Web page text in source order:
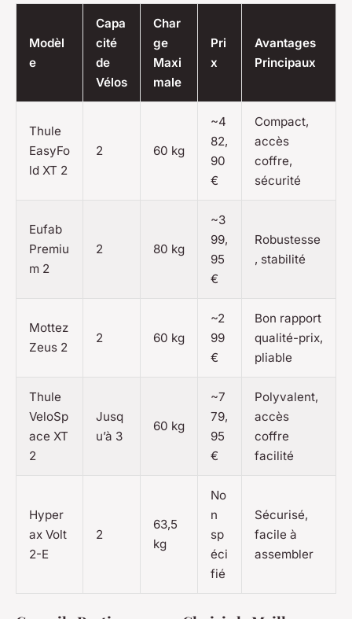
Modèl
e
Capa
cité
de
Vélos
Char
ge
Maxi
male
Pri
x
Avantages
Principaux
Thule
EasyFo
ld XT 2
2 60 kg
~4
82,
90
€
Compact,
accès
coffre,
sécurité
Eufab
Premiu
m 2
2 80 kg
~3
99,
95
€
Robustesse
, stabilité
Mottez
Zeus 2
2 60 kg
~2
99
€
Bon rapport
qualité-prix,
pliable
Thule
VeloSp
ace XT
2
Jusq
u’à 3
60 kg
~7
79,
95
€
Polyvalent,
accès
coffre
facilité
Hyper
ax Volt
2-E
2
63,5
kg
No
n
sp
éci
fié
Sécurisé,
facile à
assembler